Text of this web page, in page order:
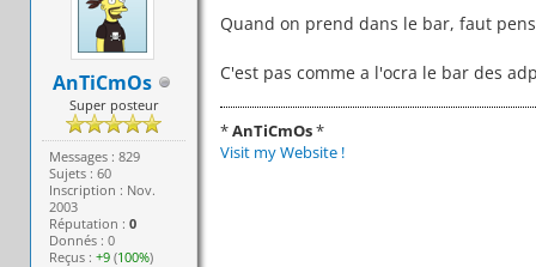
AnTiCmOs
Super posteur
Messages : 829
Sujets : 60
Inscription : Nov.
2003
Réputation :0
Donnés : 0
Reçus :+9 (100%)
Quand on prend dans le bar, faut
C'est pas comme a l'ocra le bar des
*AnTiCmOs*
Visit my Website !